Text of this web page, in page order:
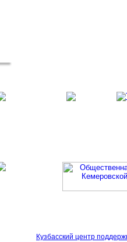
Кузбасский центр